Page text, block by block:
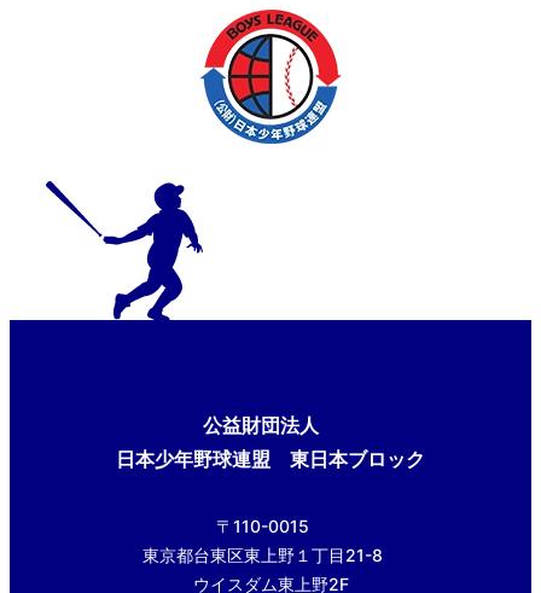
公益財団法人
日本少年野球連盟 東日本ブロック
〒110-0015
東京都台東区東上野１丁目21-8
ウイスダム東上野2F